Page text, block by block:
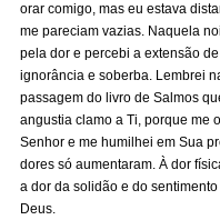
orar comigo, mas eu estava
me pareciam vazias. Naquela
pela dor e percebi a extensão
ignorância e soberba. Lembrei
passagem do livro de Salmos
angustia clamo a Ti, porque me
Senhor e me humilhei em Sua
dores só aumentaram. À dor
a dor da solidão e do
Deus.